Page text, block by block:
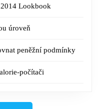
Lookbook
úroveň
peněžní podmínky
počítači